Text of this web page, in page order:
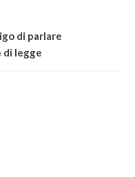
di parlare
di legge